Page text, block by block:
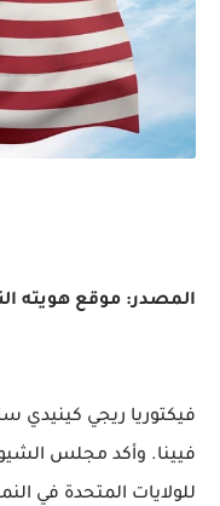
المصدر: موقع هويته
فيكتوريا ريجي كينيدي
فيينا. وأكد مجلس
للولايات المتحدة في